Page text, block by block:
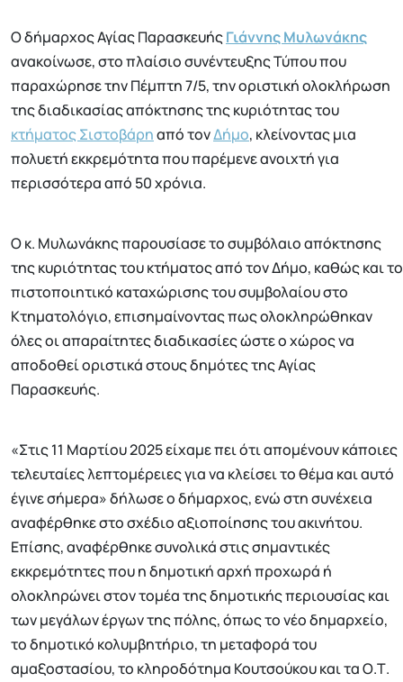
Ο δήμαρχος Αγίας ΠαρασκευήςΓιάννης Μυλωνάκης
ανακοίνωσε, στο πλαίσιο συνέντευξης Τύπου που
παραχώρησε την Πέμπτη 7/5, την οριστική ολοκλήρωση
της διαδικασίας απόκτησης της κυριότητας του
κτήματος Σιστοβάρηαπό τονΔήμο, κλείνοντας μια
πολυετή εκκρεμότητα που παρέμενε ανοιχτή για
περισσότερα από 50 χρόνια.
Ο κ. Μυλωνάκης παρουσίασε το συμβόλαιο απόκτησης
της κυριότητας του κτήματος από τον Δήμο, καθώς και το
πιστοποιητικό καταχώρισης του συμβολαίου στο
Κτηματολόγιο, επισημαίνοντας πως ολοκληρώθηκαν
όλες οι απαραίτητες διαδικασίες ώστε ο χώρος να
αποδοθεί οριστικά στους δημότες της Αγίας
Παρασκευής.
«Στις 11 Μαρτίου 2025 είχαμε πει ότι απομένουν κάποιες
τελευταίες λεπτομέρειες για να κλείσει το θέμα και αυτό
έγινε σήμερα» δήλωσε ο δήμαρχος, ενώ στη συνέχεια
αναφέρθηκε στο σχέδιο αξιοποίησης του ακινήτου.
Επίσης, αναφέρθηκε συνολικά στις σημαντικές
εκκρεμότητες που η δημοτική αρχή προχωρά ή
ολοκληρώνει στον τομέα της δημοτικής περιουσίας και
των μεγάλων έργων της πόλης, όπως το νέο δημαρχείο,
το δημοτικό κολυμβητήριο, τη μεταφορά του
αμαξοστασίου, το κληροδότημα Κουτσούκου και τα Ο.Τ.